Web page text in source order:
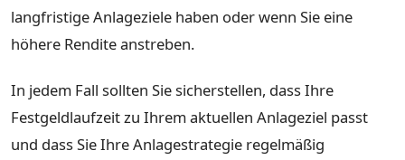
langfristige Anlageziele haben oder wenn Sie eine
höhere Rendite anstreben.
In jedem Fall sollten Sie sicherstellen, dass Ihre
Festgeldlaufzeit zu Ihrem aktuellen Anlageziel passt
und dass Sie Ihre Anlagestrategie regelmäßig